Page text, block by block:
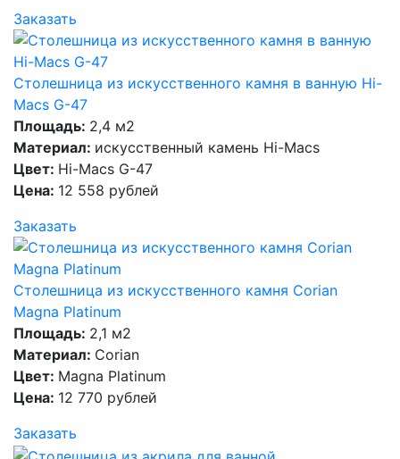
Заказать
Столешница из искусственного камня в ванную Hi-
Macs G-47
Площадь: 2,4 м2
Материал: искусственный камень Hi-Macs
Цвет: Hi-Macs G-47
Цена: 12 558 рублей
Заказать
Столешница из искусственного камня Corian
Magna Platinum
Площадь: 2,1 м2
Материал: Corian
Цвет: Magna Platinum
Цена: 12 770 рублей
Заказать